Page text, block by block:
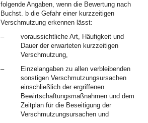
folgende Angaben, wenn die Bewertung nach
Buchst. b die Gefahr einer kurzzeitigen
Verschmutzung erkennen lässt:
–
voraussichtliche Art, Häufigkeit und
Dauer der erwarteten kurzzeitigen
Verschmutzung,
–
Einzelangaben zu allen verbleibenden
sonstigen Verschmutzungsursachen
einschließlich der ergriffenen
Bewirtschaftungsmaßnahmen und dem
Zeitplan für die Beseitigung der
Verschmutzungsursachen und